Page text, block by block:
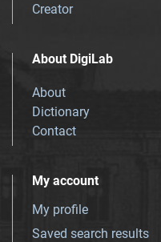
Creator
About DigiLab
About
Dictionary
Contact
My account
My profile
Saved search results